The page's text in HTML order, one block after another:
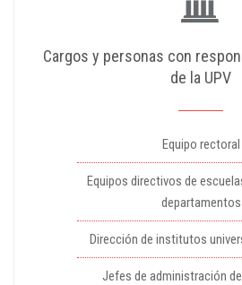
Cargos y personas con
de la UPV
Equipo rectoral
Equipos directivos de
departamentos
Dirección de institutos
Jefes de administración